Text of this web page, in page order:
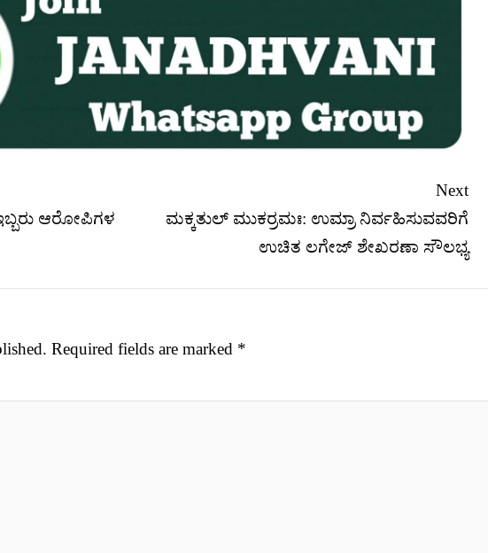
ಆರೋಪಿಗಳ
Next
ಮಕ್ಕತುಲ್ ಮುಕರ್ರಮಃ: ಉಮ್ರಾ ನಿರ್ವಹಿಸುವವರಿಗೆ
ಉಚಿತ ಲಗೇಜ್ ಶೇಖರಣಾ ಸೌಲಭ್ಯ
Required fields are marked *